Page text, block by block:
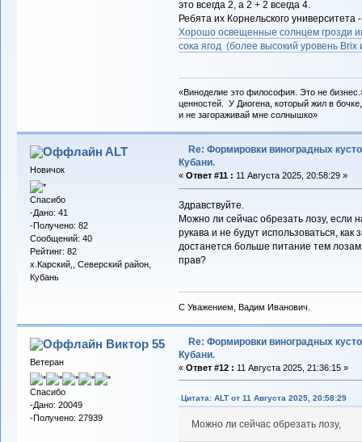
это всегда 2, а 2 + 2 всегда 4.
Ребята их Корнельского
Хорошо освещенные солнцем грозди
сока ягод (более высокий уровень
«Виноделие это философия. Это не
ценностей. У Диогена, который жил в
и не загораживай мне солнышко»
ALT
Новичок
Спасибо
-Дано: 41
-Получено: 82
Сообщений: 40
Рейтинг: 82
х.Карский,, Северский район,
Кубань
Re: Формировки виноградных
Кубани.
« Ответ #11 : 11 Августа 2025, 20:58:29 »
Здравствуйте.
Можно ли сейчас обрезать лозу, если
рукава и не будут использоваться,
достанется больше питание тем
прав?
С Уважением, Вадим Иванович.
Виктор 55
Ветеран
Спасибо
-Дано: 20049
-Получено: 27939
Re: Формировки виноградных
Кубани.
« Ответ #12 : 11 Августа 2025, 21:36:15 »
Цитата: ALT от 11 Августа 2025, 20:58:29
Можно ли сейчас обрезать лозу,